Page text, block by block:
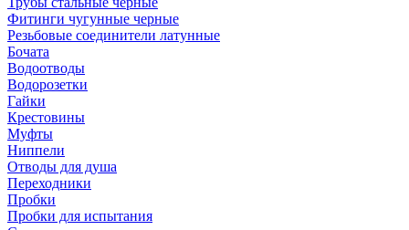
Фитинги чугунные черные
Резьбовые соединители латунные
Бочата
Водоотводы
Водорозетки
Гайки
Крестовины
Муфты
Ниппели
Отводы для душа
Переходники
Пробки
Пробки для испытания